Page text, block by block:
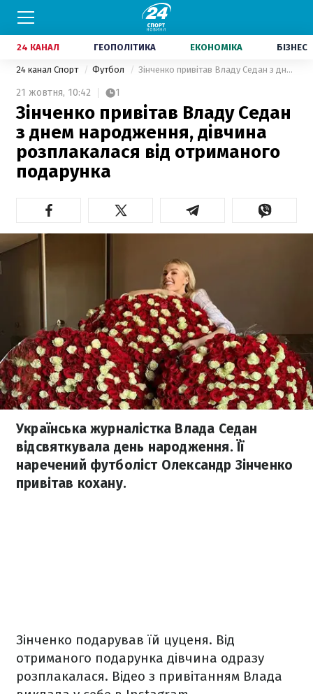
24 КАНАЛ ГЕОПОЛІТИКА ЕКОНОМІКА БІЗНЕС
24 канал Спорт Футбол Зінченко привітав Владу Седан з днем народження, дівчина розплакалася від отриманого подарунка
21 жовтня, 10:42 1
Зінченко привітав Владу Седан
з днем народження, дівчина
розплакалася від отриманого
подарунка
Українська журналістка Влада Седан
відсвяткувала день народження. Її
наречений футболіст Олександр Зінченко
привітав кохану.
Зінченко подарував їй цуценя. Від
отриманого подарунка дівчина одразу
розплакалася. Відео з привітанням Влада